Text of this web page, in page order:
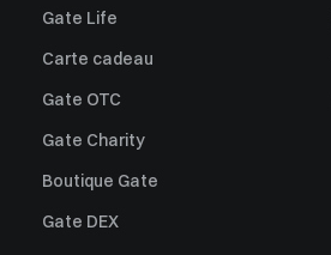
Gate Life
Carte cadeau
Gate OTC
Gate Charity
Boutique Gate
Gate DEX